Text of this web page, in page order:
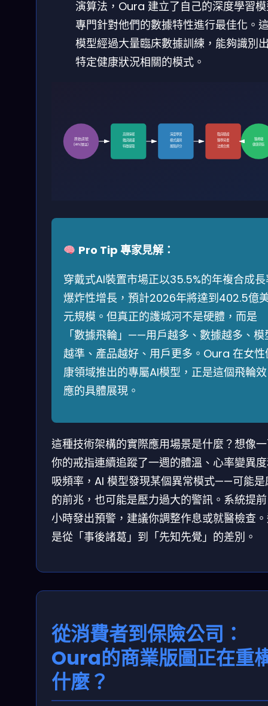
演算法，Oura 建立了自己的深度學習
專門針對他們的數據特性進行最佳化。
模型經過大量臨床數據訓練，能夠識別
特定健康狀況相關的模式。
原始訊號
(HRV/體溫)
高頻採樣
雜訊過濾
特徵提取
深度學習
模式識別
風險評分
臨床驗證
醫學背書
法規合規
醫療級
健康洞察
Pro Tip 專家見解：
穿戴式AI裝置市場正以35.5%的年複合成
爆炸性增長，預計2026年將達到402.5億
元規模。但真正的護城河不是硬體，而是
「數據飛輪」——用戶越多、數據越多、模
越準、產品越好、用戶更多。Oura 在女性
康領域推出的專屬AI模型，正是這個飛輪效
應的具體展現。
這種技術架構的實際應用場景是什麼？想像
你的戒指連續追蹤了一週的體溫、心率變異
吸頻率，AI 模型發現某個異常模式——可能是
的前兆，也可能是壓力過大的警訊。系統提
小時發出預警，建議你調整作息或就醫檢查
是從「事後諸葛」到「先知先覺」的差別。
從消費者到保險公司：
Oura的商業版圖正在重
什麼？